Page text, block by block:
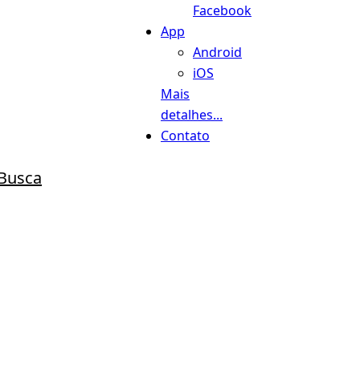
Facebook
App
Android
iOS
Mais
detalhes...
Contato